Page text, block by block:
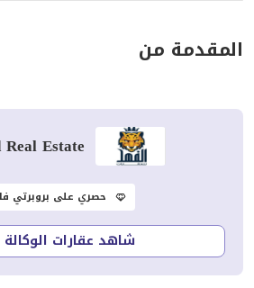
المقدمة من
Estate
حصري على بروبرتي
شاهد عقارات الوكالة